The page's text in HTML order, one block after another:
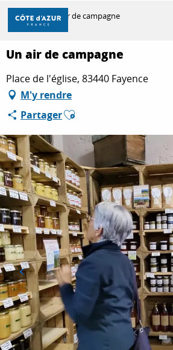
Aller
contenu
principal
DÉCOUVRIR
À FAIRE
SÉJOURNER
Accueil Un air de campagne
Un air de campagne
Place de l'église, 83440 Fayence
M'y rendre
PartagerAjouter aux favoris